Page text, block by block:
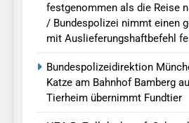
festgenommen als die Reise
/ Bundespolizei nimmt einen
mit Auslieferungshaftbefehl
Bundespolizeidirektion
Katze am Bahnhof Bamberg
Tierheim übernimmt Fundtier